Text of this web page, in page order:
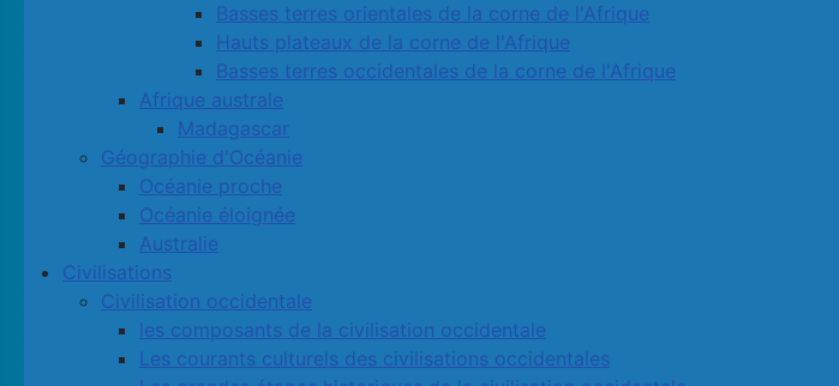
Basses terres orientales de la corne de l'Afrique
Hauts plateaux de la corne de l'Afrique
Basses terres occidentales de la corne de l'Afrique
Afrique australe
Madagascar
Géographie d'Océanie
Océanie proche
Océanie éloignée
Australie
Civilisations
Civilisation occidentale
les composants de la civilisation occidentale
Les courants culturels des civilisations occidentales